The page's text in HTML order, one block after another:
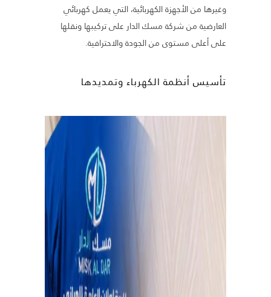
وغيرها من الأجهزة الكهربائية، التي يعمل كهربائي
العارضية من شركة مسك الدار على تركيبها ونقلها
على أعلى مستوى من الجودة والاحترافية.
تأسيس أنظمة الكهرباء وتمديدها